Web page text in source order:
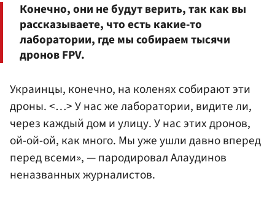
Конечно, они не будут верить, так как вы
рассказываете, что есть какие-то
лаборатории, где мы собираем тысячи
дронов FPV.
Украинцы, конечно, на коленях собирают эти
дроны. <…> У нас же лаборатории, видите ли,
через каждый дом и улицу. У нас этих дронов,
ой-ой-ой, как много. Мы уже ушли давно вперед
перед всеми», — пародировал Алаудинов
неназванных журналистов.